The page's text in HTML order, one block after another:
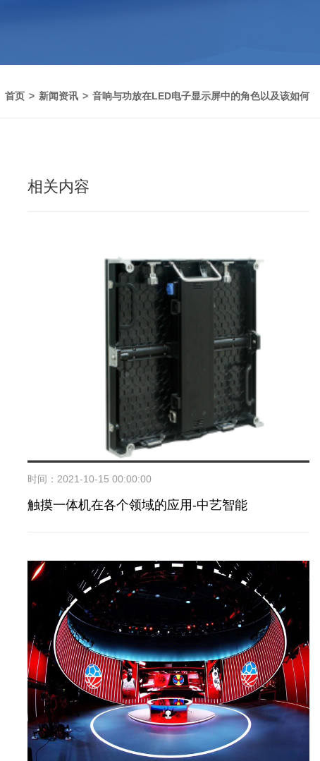
首页 新闻资讯 音响与功放在LED电子显示屏中的角色以及该如何
相关内容
时间：2021-10-15 00:00:00
触摸一体机在各个领域的应用-中艺智能